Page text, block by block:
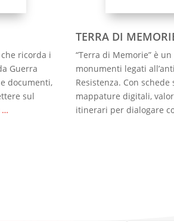
ricorda i
Guerra
documenti,
sul
…
TERRA DI
“Terra di Memorie” è
monumenti legati
Resistenza. Con
mappature digitali,
itinerari per dialogare